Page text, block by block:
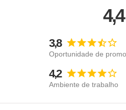
4,4
3,8
Oportunidade de
4,2
Ambiente de trabalho